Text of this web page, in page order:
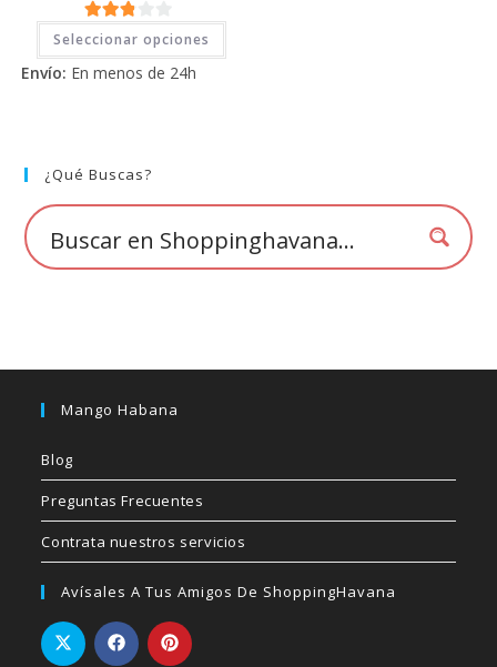
2.71
de 5
Seleccionar opciones
Este
tiene
de
producto
Envío: En menos de 24h
¿Qué Buscas?
Mango Habana
Blog
Preguntas Frecuentes
Contrata nuestros servicios
Avísales A Tus Amigos De ShoppingHavana